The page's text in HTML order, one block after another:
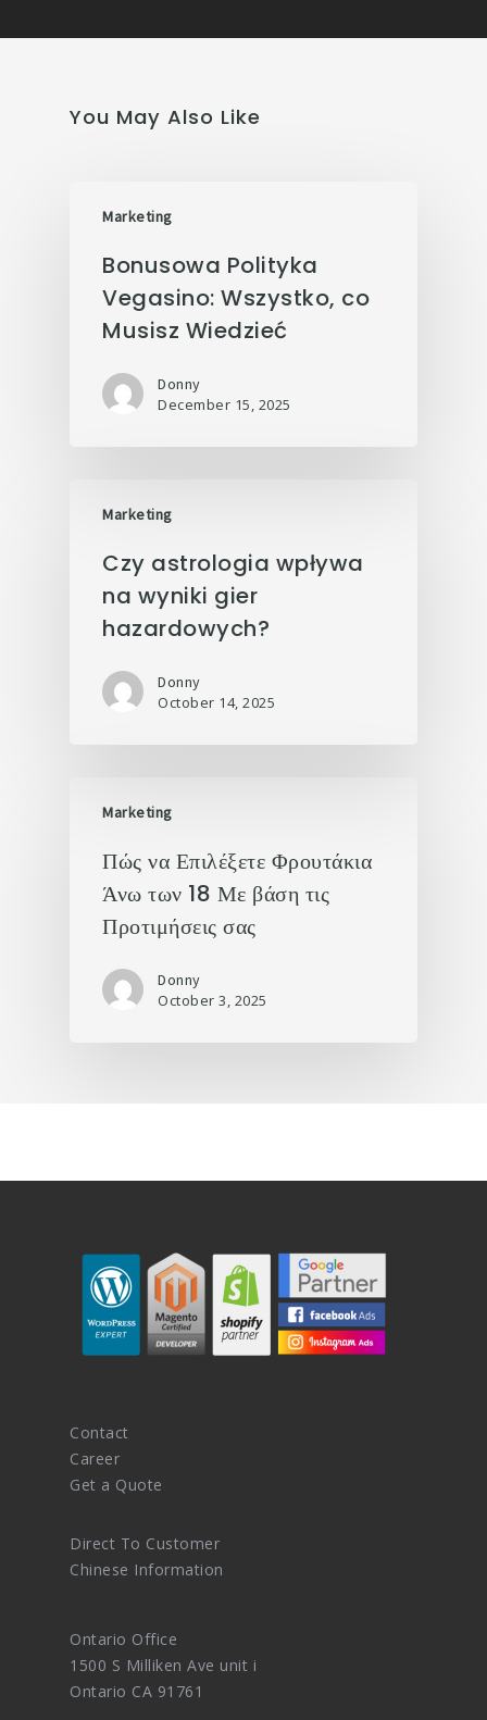
You May Also Like
Marketing
Bonusowa Polityka
Vegasino: Wszystko, co
Musisz Wiedzieć
Donny
December 15, 2025
Marketing
Czy astrologia wpływa
na wyniki gier
hazardowych?
Donny
October 14, 2025
Marketing
Πώς να Επιλέξετε Φρουτάκια
Άνω των 18 Με βάση τις
Προτιμήσεις σας
Donny
October 3, 2025
Contact
Career
Get a Quote
Direct To Customer
Chinese Information
Ontario Office
1500 S Milliken Ave unit i
Ontario CA 91761